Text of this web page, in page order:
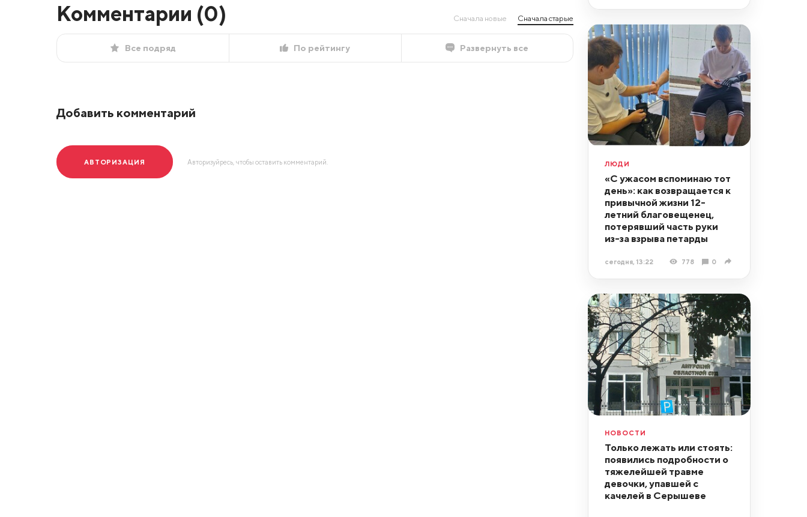
Комментарии (0) Сначала новые Сначала старые
Все подряд По рейтингу Развернуть все
Добавить комментарий
АВТОРИЗАЦИЯ Авторизуйресь, чтобы оставить комментарий. ЛЮДИ
«С ужасом вспоминаю тот
день»: как возвращается к
привычной жизни 12-
летний благовещенец,
потерявший часть руки
из-за взрыва петарды
сегодня, 13:22 778 0
НОВОСТИ
Только лежать или стоять:
появились подробности о
тяжелейшей травме
девочки, упавшей с
качелей в Серышеве